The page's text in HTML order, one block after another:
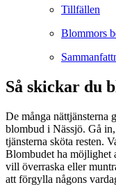
Tillfällen
Blommors
Så skickar du
De många nättjänsterna
blombud i Nässjö. Gå
tjänsterna sköta resten.
Blombudet ha möjlighet att
vill överraska eller
att förgylla någons